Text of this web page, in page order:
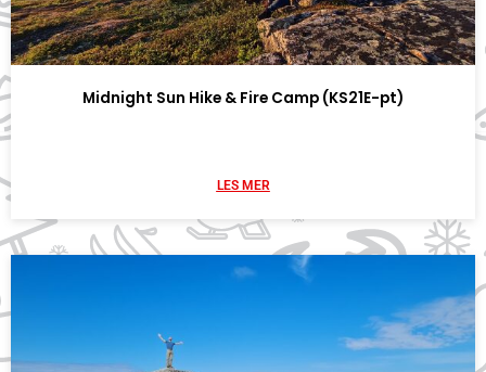
Midnight Sun Hike & Fire Camp (KS21E-pt)
LES MER